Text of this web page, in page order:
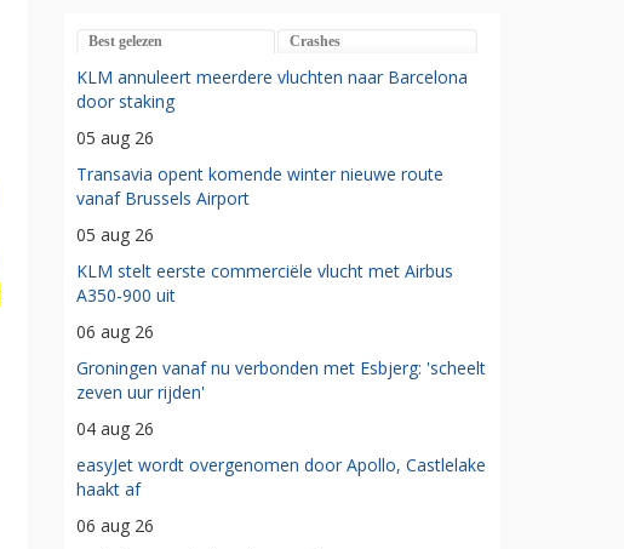
Best gelezen Crashes
KLM annuleert meerdere vluchten naar Barcelona
door staking
05 aug 26
Transavia opent komende winter nieuwe route
vanaf Brussels Airport
05 aug 26
KLM stelt eerste commerciële vlucht met Airbus
A350-900 uit
06 aug 26
Groningen vanaf nu verbonden met Esbjerg: 'scheelt
zeven uur rijden'
04 aug 26
easyJet wordt overgenomen door Apollo, Castlelake
haakt af
06 aug 26